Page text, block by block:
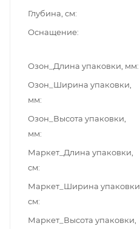
Глубина, см
Оснащение
Озон_Длина упаковки, мм
Озон_Ширина упаковки,
мм
Озон_Высота упаковки,
мм
Маркет_Длина упаковки,
см
Маркет_Ширина упаковки,
см
Маркет_Высота упаковки,